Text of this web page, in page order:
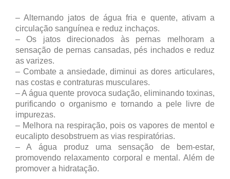
– Alternando jatos de água fria e quente, ativam a
circulação sanguínea e reduz inchaços.
– Os jatos direcionados às pernas melhoram a
sensação de pernas cansadas, pés inchados e reduz
as varizes.
– Combate a ansiedade, diminui as dores articulares,
nas costas e contraturas musculares.
– A água quente provoca sudação, eliminando toxinas,
purificando o organismo e tornando a pele livre de
impurezas.
– Melhora na respiração, pois os vapores de mentol e
eucalipto desobstruem as vias respiratórias.
– A água produz uma sensação de bem-estar,
promovendo relaxamento corporal e mental. Além de
promover a hidratação.